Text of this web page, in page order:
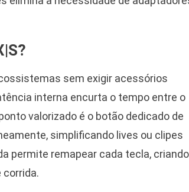
sem exigir acessórios
interna encurta o tempo entre o
valorizado é o botão dedicado de
simplificando lives ou clipes
permite remapear cada tecla, criando
corrida.